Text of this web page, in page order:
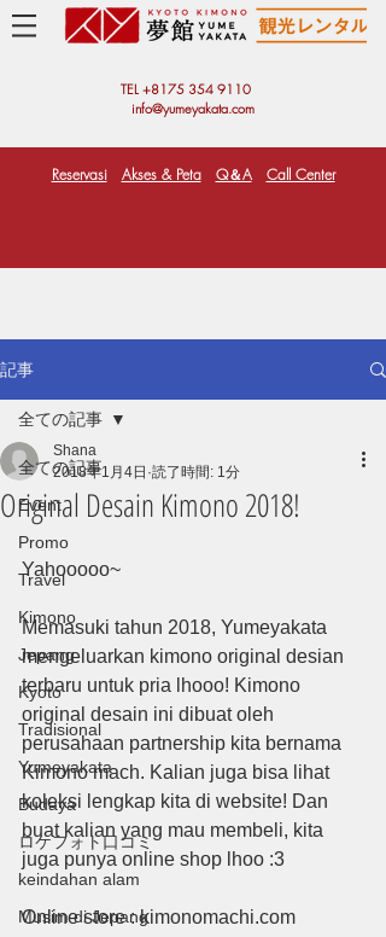
TEL +8175 354 9110
info@yumeyakata.com
Reservasi Akses & Peta Q＆A Call Center
記事
全ての記事
Event
Promo
Travel
Kimono
Jepang
Kyoto
Tradisional
Yumeyakata
Budaya
ロケフォト口コミ
keindahan alam
Musim di Jepang
全ての記事
Original Desain Kimono 2018!
Shana
2018年1月4日 読了時間: 1分
Yahooooo~
Memasuki tahun 2018, Yumeyakata
mengeluarkan kimono original desian
terbaru untuk pria lhooo! Kimono
original desain ini dibuat oleh
perusahaan partnership kita bernama
Kimono mach. Kalian juga bisa lihat
koleksi lengkap kita di website! Dan
buat kalian yang mau membeli, kita
juga punya online shop lhoo :3
Online store : kimonomachi.com